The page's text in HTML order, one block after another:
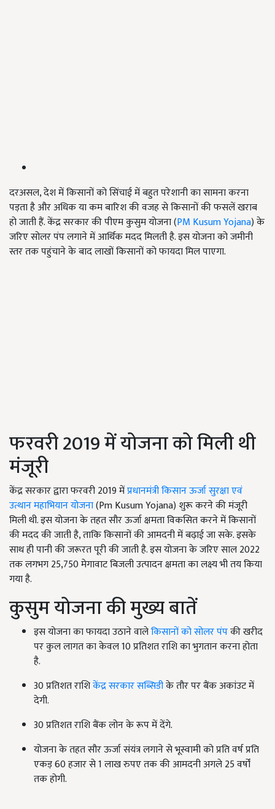
दरअसल, देश में किसानों को सिंचाई में बहुत परेशानी का सामना करना
पड़ता है और अधिक या कम बारिश की वजह से किसानों की फसलें खराब
हो जाती हैं. केंद्र सरकार की पीएम कुसुम योजना (PM Kusum Yojana) के
जरिए सोलर पंप लगाने में आर्थिक मदद मिलती है. इस योजना को जमीनी
स्तर तक पहुंचाने के बाद लाखों किसानों को फायदा मिल पाएगा.
फरवरी 2019 में योजना को मिली थी
मंजूरी
केंद्र सरकार द्वारा फरवरी 2019 मेंप्रधानमंत्री किसान ऊर्जा सुरक्षा एवं
उत्थान महाभियान योजना(Pm Kusum Yojana) शुरू करने की मंजूरी
मिली थी. इस योजना के तहत सौर ऊर्जा क्षमता विकसित करने में किसानों
की मदद की जाती है, ताकि किसानों की आमदनी में बढ़ाई जा सके. इसके
साथ ही पानी की जरूरत पूरी की जाती है. इस योजना के जरिए साल 2022
तक लगभग 25,750 मेगावाट बिजली उत्पादन क्षमता का लक्ष्य भी तय किया
गया है.
कुसुम योजना की मुख्य बातें
इस योजना का फायदा उठाने वालेकिसानों को सोलर पंपकी खरीद
पर कुल लागत का केवल 10 प्रतिशत राशि का भुगतान करना होता
है.
30 प्रतिशत राशिकेंद्र सरकार सब्सिडीके तौर पर बैंक अकांउट में
देगी.
30 प्रतिशत राशि बैंक लोन के रूप में देंगे.
योजना के तहत सौर ऊर्जा संयंत्र लगाने से भूस्वामी को प्रति वर्ष प्रति
एकड़ 60 हजार से 1 लाख रुपए तक की आमदनी अगले 25 वर्षों
तक होगी.